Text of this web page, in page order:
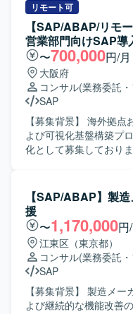
リモート可
【SAP/ABAP/リモ
営業部門向けSAP導
〜700,000円/月
大阪府
コンサル(業務委託
SAP
【募集背景】 海外拠
よび可視化基盤構築プ
化として募集しております。 【作業内容】 海外
るロジスティクス領域
基盤の構築・連携方針
行っていただきます。
管理、ステークホルダ
モジュールの要件定義
などをリードしていただきます。 【求め
バルプロジェクト環境
ンを図り、関係者と協
を求めております。お
【SAP/ABAP】製
援
〜1,170,000円
江東区（東京都）
コンサル(業務委託
SAP
【募集背景】 製造メ
よび継続的な機能改善